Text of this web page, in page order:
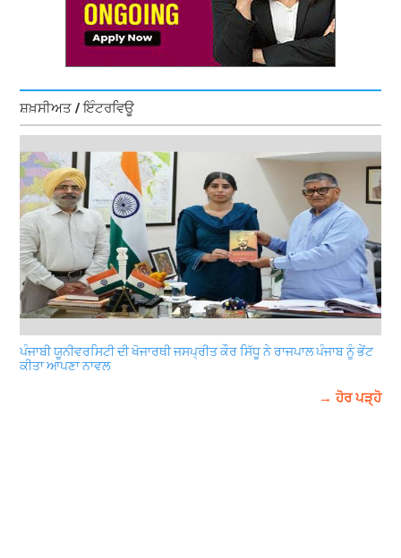
ਸ਼ਖ਼ਸੀਅਤ / ਇੰਟਰਵਿਊ
ਪੰਜਾਬੀ ਯੂਨੀਵਰਸਿਟੀ ਦੀ ਖੋਜਾਰਥੀ ਜਸਪ੍ਰੀਤ ਕੌਰ ਸਿੱਧੂ ਨੇ ਰਾਜਪਾਲ ਪੰਜਾਬ ਨੂੰ ਭੇਂਟ
ਕੀਤਾ ਆਪਣਾ ਨਾਵਲ
→ ਹੋਰ ਪੜ੍ਹੋ